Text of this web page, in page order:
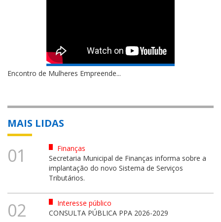
Encontro de Mulheres Empreende...
MAIS LIDAS
01
Finanças
Secretaria Municipal de Finanças informa sobre a
implantação do novo Sistema de Serviços
Tributários.
02
Interesse público
CONSULTA PÚBLICA PPA 2026-2029